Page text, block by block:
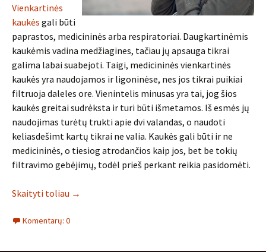
Vienkartinės
kaukės gali būti
paprastos, medicininės arba respiratoriai. Daugkartinėmis
kaukėmis vadina medžiagines, tačiau jų apsauga tikrai
galima labai suabejoti. Taigi, medicininės vienkartinės
kaukės yra naudojamos ir ligoninėse, nes jos tikrai puikiai
filtruoja daleles ore. Vienintelis minusas yra tai, jog šios
kaukės greitai sudrėksta ir turi būti išmetamos. Iš esmės jų
naudojimas turėtų trukti apie dvi valandas, o naudoti
keliasdešimt kartų tikrai ne valia. Kaukės gali būti ir ne
medicininės, o tiesiog atrodančios kaip jos, bet be tokių
filtravimo gebėjimų, todėl prieš perkant reikia pasidomėti.
Skaityti toliau →
Komentarų: 0